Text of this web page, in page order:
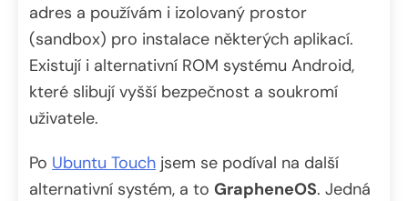
adres a používám i izolovaný prostor
(sandbox) pro instalace některých aplikací.
Existují i alternativní ROM systému Android,
které slibují vyšší bezpečnost a soukromí
uživatele.
Po Ubuntu Touch jsem se podíval na další
alternativní systém, a to GrapheneOS. Jedná